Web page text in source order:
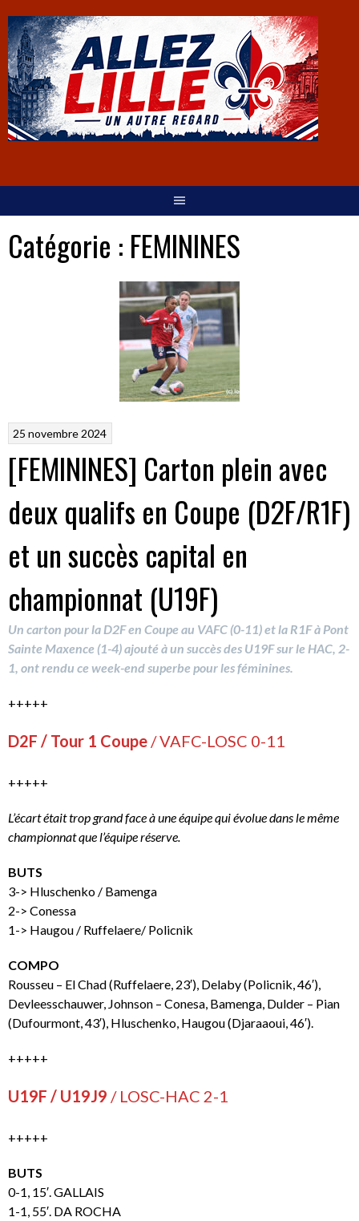
Catégorie : FEMININES
25 novembre 2024
[FEMININES] Carton plein avec
deux qualifs en Coupe (D2F/R1F)
et un succès capital en
championnat (U19F)
Un carton pour la D2F en Coupe au VAFC (0-11) et la R1F à Pont
Sainte Maxence (1-4) ajouté à un succès des U19F sur le HAC, 2-
1, ont rendu ce week-end superbe pour les féminines.
+++++
D2F / Tour 1 Coupe / VAFC-LOSC 0-11
+++++
L’écart était trop grand face à une équipe qui évolue dans le même
championnat que l’équipe réserve.
BUTS
3-> Hluschenko / Bamenga
2-> Conessa
1-> Haugou / Ruffelaere/ Policnik
COMPO
Rousseu – El Chad (Ruffelaere, 23′), Delaby (Policnik, 46′),
Devleesschauwer, Johnson – Conesa, Bamenga, Dulder – Pian
(Dufourmont, 43′), Hluschenko, Haugou (Djaraaoui, 46′).
+++++
U19F / U19J9 / LOSC-HAC 2-1
+++++
BUTS
0-1, 15′. GALLAIS
1-1, 55′. DA ROCHA